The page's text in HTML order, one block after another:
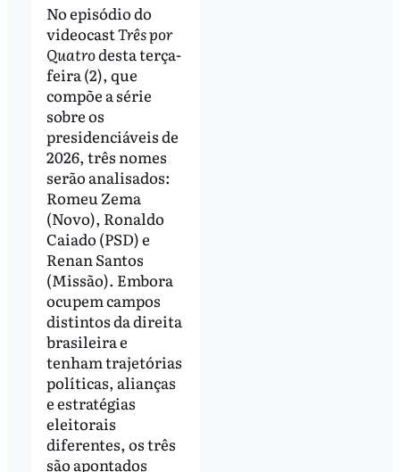
No episódio do
videocastTrês por
Quatrodesta terça-
feira (2), que
compõe a série
sobre os
presidenciáveis de
2026, três nomes
serão analisados:
Romeu Zema
(Novo), Ronaldo
Caiado (PSD) e
Renan Santos
(Missão). Embora
ocupem campos
distintos da direita
brasileira e
tenham trajetórias
políticas, alianças
e estratégias
eleitorais
diferentes, os três
são apontados